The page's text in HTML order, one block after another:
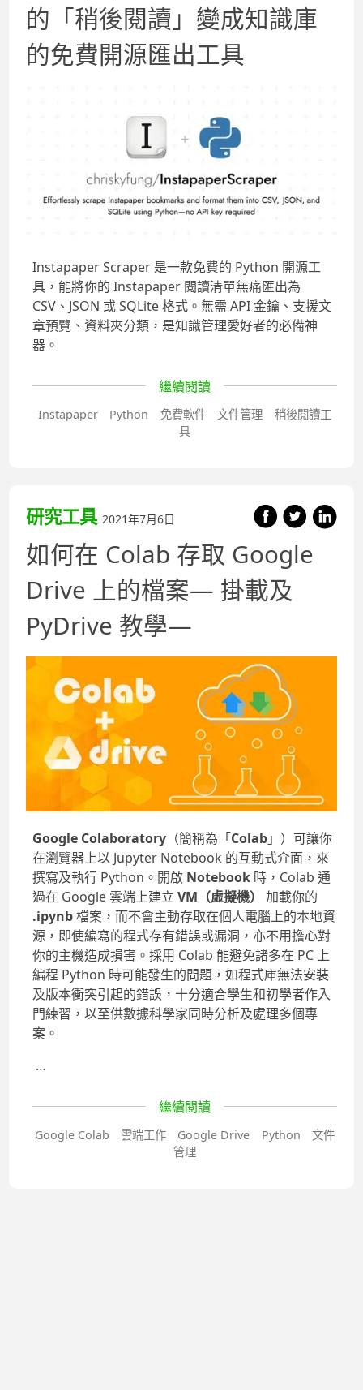
的「稍後閱讀」變成知識庫
的免費開源匯出工具
Instapaper Scraper 是一款免費的 Python 開源工
具，能將你的 Instapaper 閱讀清單無痛匯出為
CSV、JSON 或 SQLite 格式。無需 API 金鑰、支援文
章預覽、資料夾分類，是知識管理愛好者的必備神
器。
繼續閱讀
Instapaper Python 免費軟件 文件管理
稍後閱讀工
具
研究工具 2021年7月6日
如何在 Colab 存取 Google
Drive 上的檔案— 掛載及
PyDrive 教學—
Google Colaboratory （簡稱為「Colab」）可讓你
在瀏覽器上以 Jupyter Notebook 的互動式介面，來
撰寫及執行 Python。開啟 Notebook 時，Colab 通
過在 Google 雲端上建立VM（虛擬機）
加載你的
.ipynb檔案，而不會主動存取在個人電腦上的本地資
源，即使編寫的程式存有錯誤或漏洞，亦不用擔心對
你的主機造成損害。採用 Colab 能避免諸多在 PC 上
編程 Python 時可能發生的問題，如程式庫無法安裝
及版本衝突引起的錯誤，十分適合學生和初學者作入
門練習，以至供數據科學家同時分析及處理多個專
案。
…
繼續閱讀
Google Colab 雲端工作 Google Drive Python
文件
管理